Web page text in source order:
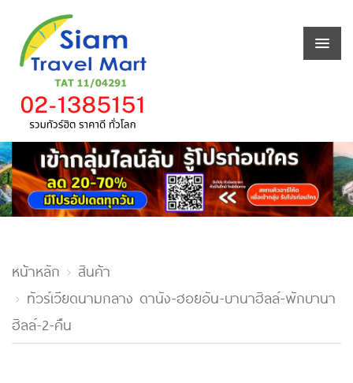
หน้าหลัก
สินค้า
ทัวร์เวียดนามกลาง ดานัง-ฮอยอัน-บานาฮิลล์-พักบานา
ฮิลล์-2-คืน